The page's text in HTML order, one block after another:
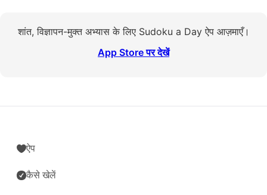
शांत, विज्ञापन-मुक्त अभ्यास के लिए Sudoku a Day ऐप आज़माएँ।
App Store पर देखें
ऐप
कैसे खेलें